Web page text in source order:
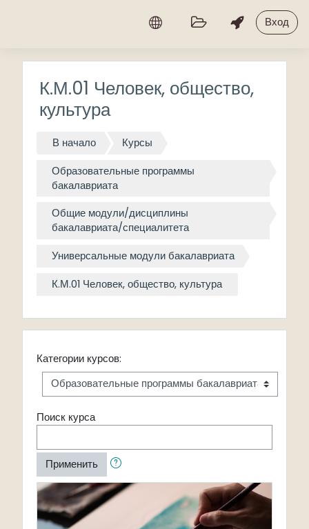
Вход
К.М.01 Человек, общество,
культура
В начало Курсы
Образовательные программы
бакалавриата
Общие модули/дисциплины
бакалавриата/специалитета
Универсальные модули бакалавриата
К.М.01 Человек, общество, культура
Категории курсов:
Поиск курса
Применить